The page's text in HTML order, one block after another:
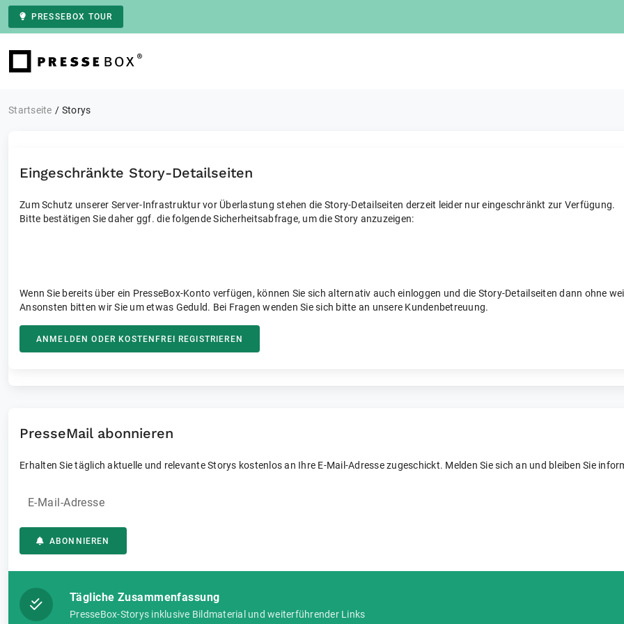
PRESSEBOX TOUR
Zur Startseite
Startseite Storys
Eingeschränkte Story-Detailseiten
Zum Schutz unserer Server-Infrastruktur vor Überlastung stehen die Story-Detailseiten derzeit leider nur eingeschränkt zur Verfügung.
Bitte bestätigen Sie daher ggf. die folgende Sicherheitsabfrage, um die Story anzuzeigen:
Wenn Sie bereits über ein PresseBox-Konto verfügen, können Sie sich alternativ auch einloggen und die Story-Detailseiten dann ohne
Ansonsten bitten wir Sie um etwas Geduld. Bei Fragen wenden Sie sich bitte an unsere Kundenbetreuung.
ANMELDEN ODER KOSTENFREI REGISTRIEREN
PresseMail abonnieren
Erhalten Sie täglich aktuelle und relevante Storys kostenlos an Ihre E-Mail-Adresse zugeschickt. Melden Sie sich an und bleiben Sie
E-Mail-Adresse
ABONNIEREN
Tägliche Zusammenfassung
PresseBox-Storys inklusive Bildmaterial und weiterführender Links